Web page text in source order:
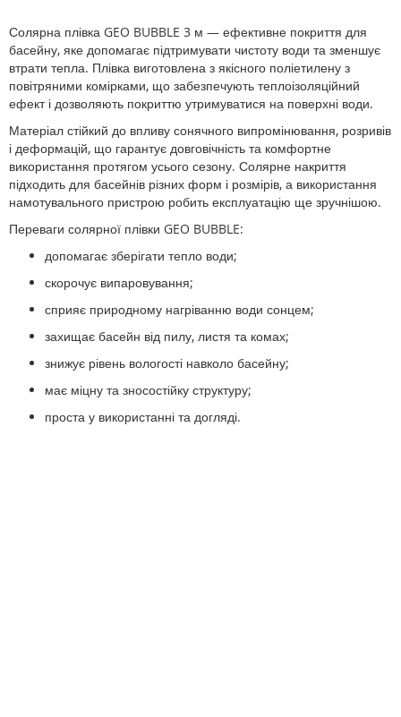
Солярна плівка GEO BUBBLE 3 м — ефективне покриття для
басейну, яке допомагає підтримувати чистоту води та зменшує
втрати тепла. Плівка виготовлена з якісного поліетилену з
повітряними комірками, що забезпечують теплоізоляційний
ефект і дозволяють покриттю утримуватися на поверхні води.
Матеріал стійкий до впливу сонячного випромінювання, розривів
і деформацій, що гарантує довговічність та комфортне
використання протягом усього сезону. Солярне накриття
підходить для басейнів різних форм і розмірів, а використання
намотувального пристрою робить експлуатацію ще зручнішою.
Переваги солярної плівки GEO BUBBLE:
допомагає зберігати тепло води;
скорочує випаровування;
сприяє природному нагріванню води сонцем;
захищає басейн від пилу, листя та комах;
знижує рівень вологості навколо басейну;
має міцну та зносостійку структуру;
проста у використанні та догляді.